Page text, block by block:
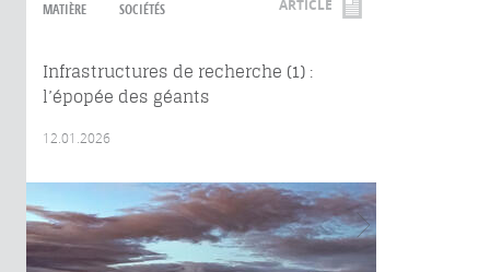
MATIÈRE SOCIÉTÉS ARTICLE
Infrastructures de recherche (1) :
l’épopée des géants
12.01.2026